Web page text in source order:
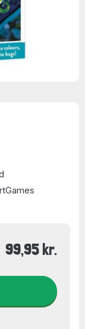
99,95 kr.